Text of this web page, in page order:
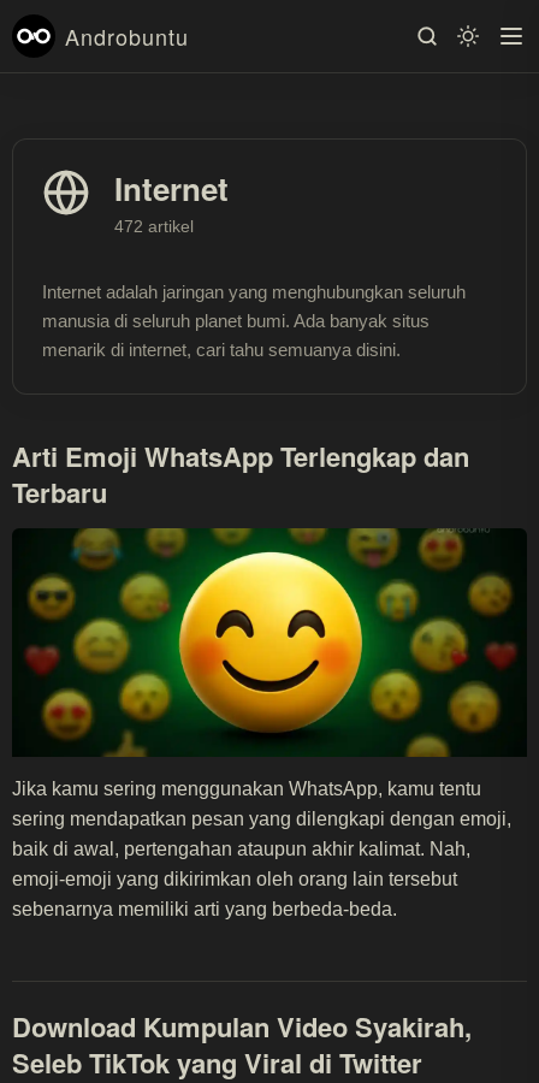
Androbuntu
Internet
472 artikel
Internet adalah jaringan yang menghubungkan seluruh
manusia di seluruh planet bumi. Ada banyak situs
menarik di internet, cari tahu semuanya disini.
Arti Emoji WhatsApp Terlengkap dan
Terbaru
Jika kamu sering menggunakan WhatsApp, kamu tentu
sering mendapatkan pesan yang dilengkapi dengan emoji,
baik di awal, pertengahan ataupun akhir kalimat. Nah,
emoji-emoji yang dikirimkan oleh orang lain tersebut
sebenarnya memiliki arti yang berbeda-beda.
Download Kumpulan Video Syakirah,
Seleb TikTok yang Viral di Twitter